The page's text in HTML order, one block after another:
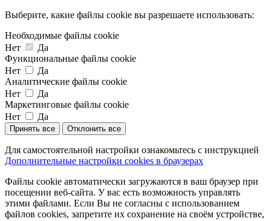
Выберите, какие файлы cookie вы разрешаете использовать:
Необходимые файлы cookie
Нет
Да
Функциональные файлы cookie
Нет
Да
Аналитические файлы cookie
Нет
Да
Маркетинговые файлы cookie
Нет
Да
Принять все Отклонить все
Для самостоятельной настройки ознакомьтесь с инструкцией
Дополнительные настройки cookies в браузерах
Файлы cookie автоматически загружаются в ваш браузер при
посещении веб-сайта. У вас есть возможность управлять
этими файлами. Если Вы не согласны с использованием
файлов cookies, запретите их сохранение на своём устройстве,